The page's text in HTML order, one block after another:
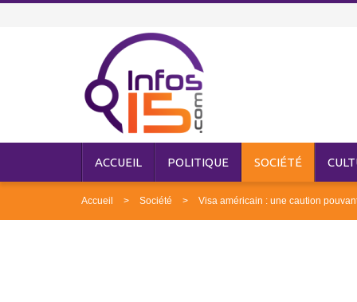
ACCUEIL POLITIQUE SOCIÉTÉ
Accueil Société Visa américain : une caution